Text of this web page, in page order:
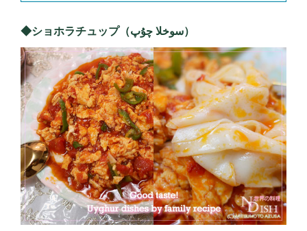
◆ショホラチュップ（سوخلا چۇپ）